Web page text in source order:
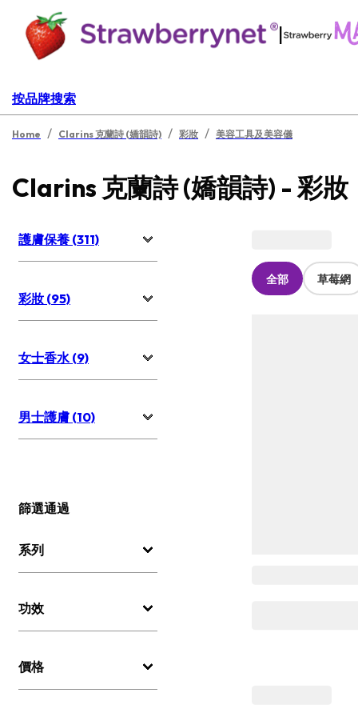
|
按品牌搜索
Home / Clarins 克蘭詩 (嬌韻詩) / 彩妝 / 美容工具及美容儀
Clarins 克蘭詩 (嬌韻詩) - 彩妝
護膚保養 (311)
彩妝 (95)
女士香水 (9)
男士護膚 (10)
篩選通過
系列
功效
價格
全部 草莓網